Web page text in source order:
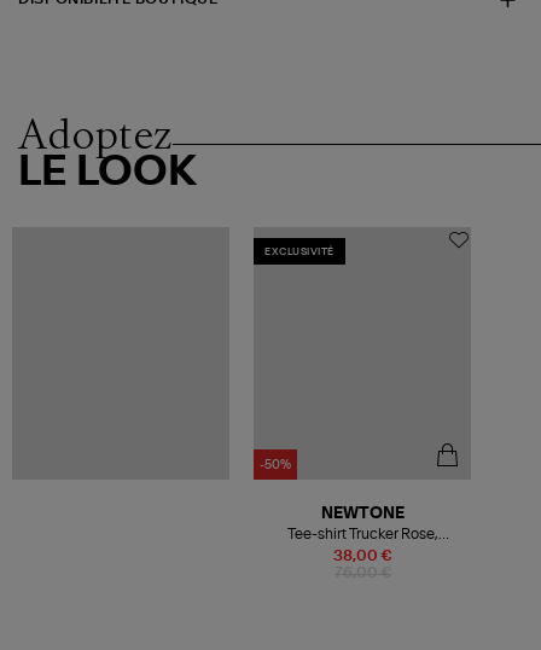
Adoptez
LE LOOK
EXCLUSIVITÉ
-50%
38,00 €
NEWTONE
Tee-shirt Trucker Rose,
Exclusivité Lulli